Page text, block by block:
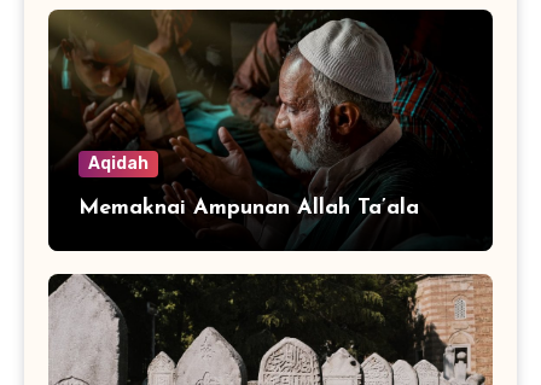
Aqidah
Memaknai Ampunan Allah Ta’ala